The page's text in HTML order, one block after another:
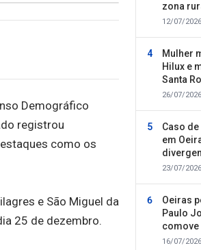
Demográfico
registrou
como os
e São Miguel da
25 de dezembro.
zona
12/07/
Mulher
Hilux e
Santa
26/07/
Caso
em
23/07/
Oeiras
Paulo
comove
16/07/